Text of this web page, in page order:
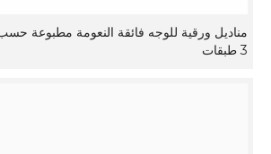
3 طبقات